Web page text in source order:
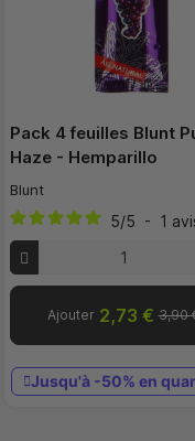
Pack 4 feuilles Blunt
Haze - Hemparillo
Blunt
5/5 - 1
Ajouter 2,73 € 3,90
Jusqu'à -50% en